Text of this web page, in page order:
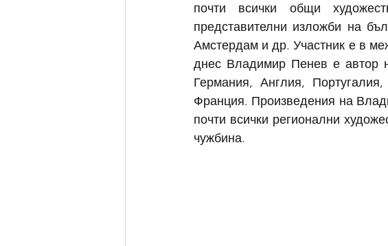
почти всички общи
представителни изложби на
Амстердам и др. Участник е в
днес Владимир Пенев е автор
Германия, Англия,
Франция. Произведения на
почти всички регионални
чужбина.